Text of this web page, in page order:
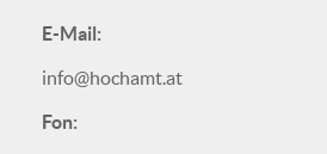
E-Mail:
info@hochamt.at
Fon: